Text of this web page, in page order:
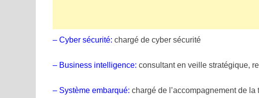
– Cyber sécurité: chargé de cyber sécurité
– Business intelligence: consultant en veille stratégique,
– Système embarqué: chargé de l’accompagnement de